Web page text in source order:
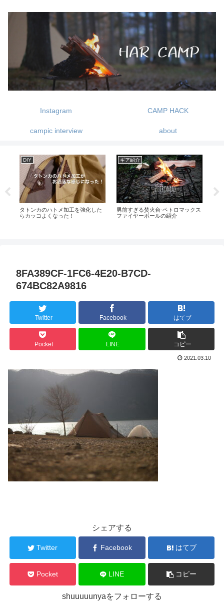
Instagram CAMP HACK
campic interview about
DIY
タトンカのハトメ加工を強化した
らカッコよくなった！
ギア紹介
男前すぎる焚火台-ペトロマックス
ファイヤーボールの紹介
8FA389CF-1FC6-4E20-B7CD-
674BC82A9816
Twitter Facebook はてブ
Pocket LINE コピー
2021.03.10
シェアする
Twitter Facebook はてブ
Pocket LINE コピー
shuuuuunyaをフォローする